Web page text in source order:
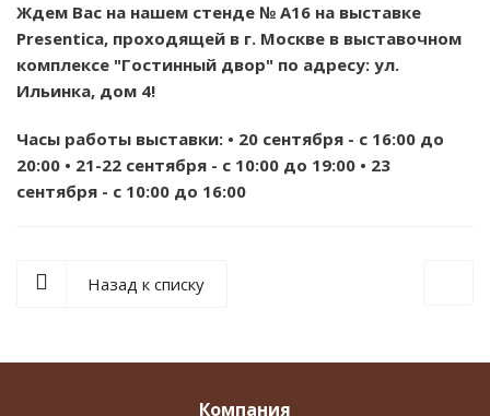
Ждем Вас на нашем стенде № А16 на выставке
Presentica, проходящей в г. Москве в выставочном
комплексе "Гостинный двор" по адресу: ул.
Ильинка, дом 4!
Часы работы выставки: • 20 сентября - с 16:00 до
20:00 • 21-22 сентября - с 10:00 до 19:00 • 23
сентября - с 10:00 до 16:00
Назад к списку
Компания